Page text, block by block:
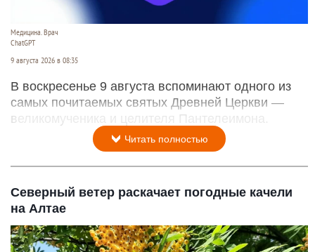
Медицина. Врач
ChatGPT
9 августа 2026 в 08:35
В воскресенье 9 августа вспоминают одного из
самых почитаемых святых Древней Церкви —
великомученика и целителя Пантелеимона.
Читать полностью
Северный ветер раскачает погодные качели
на Алтае